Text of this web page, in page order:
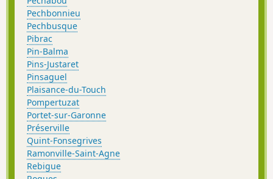
Pechbonnieu
Pechbusque
Pibrac
Pin-Balma
Pins-Justaret
Pinsaguel
Plaisance-du-Touch
Pompertuzat
Portet-sur-Garonne
Préserville
Quint-Fonsegrives
Ramonville-Saint-Agne
Rebigue